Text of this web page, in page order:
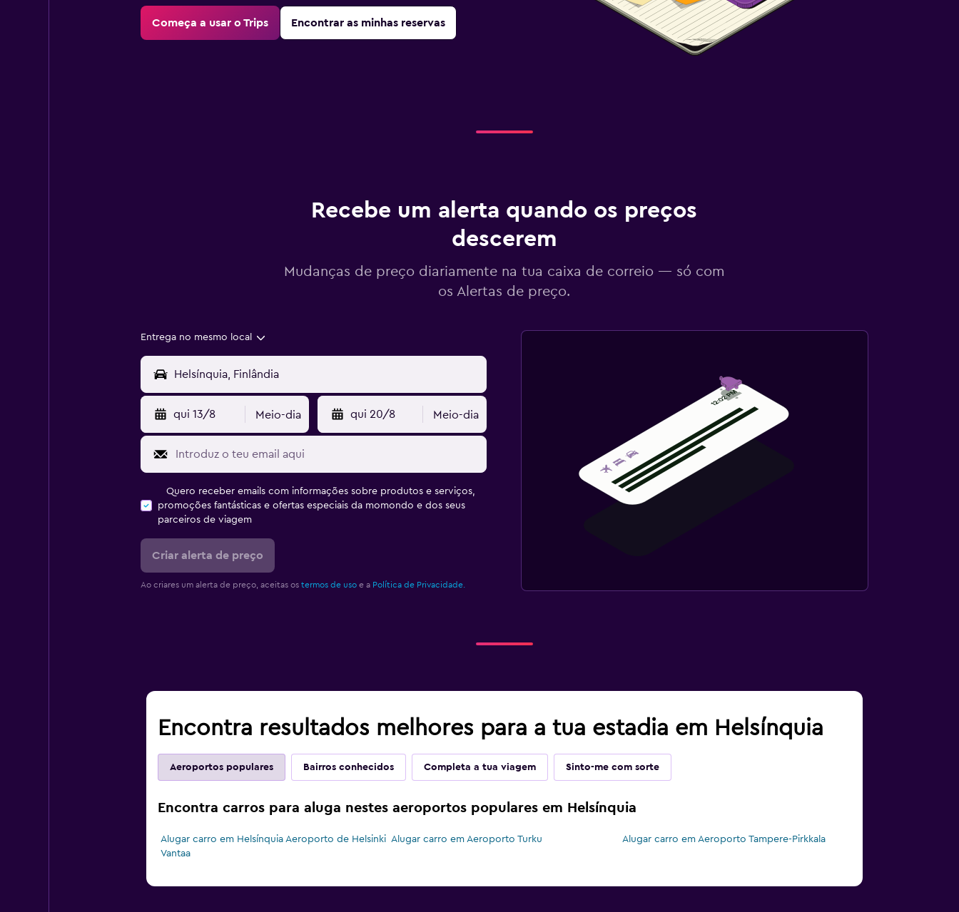
Começa a usar o Trips Encontrar as minhas reservas
Recebe um alerta quando os preços
descerem
Mudanças de preço diariamente na tua caixa de correio — só com
os Alertas de preço.
Entrega no mesmo local
qui 13/8 Meio-dia qui 20/8 Meio-dia
Quero receber emails com informações sobre produtos e serviços,
promoções fantásticas e ofertas especiais da momondo e dos seus
parceiros de viagem
Criar alerta de preço
Ao criares um alerta de preço, aceitas os termos de usoe a Política de Privacidade.
Encontra resultados melhores para a tua estadia em Helsínquia
Aeroportos populares Bairros conhecidos Completa a tua viagem Sinto-me com sorte
Encontra carros para aluga nestes aeroportos populares em Helsínquia
Alugar carro em Helsínquia Aeroporto de Helsinki
Vantaa
Alugar carro em Aeroporto Turku Alugar carro em Aeroporto Tampere-Pirkkala